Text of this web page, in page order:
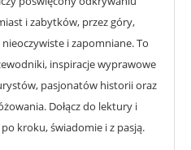
i zabytków, przez góry,
i zapomniane. To
inspiracje wyprawowe
pasjonatów historii oraz
Dołącz do lektury i
kroku, świadomie i z pasją.